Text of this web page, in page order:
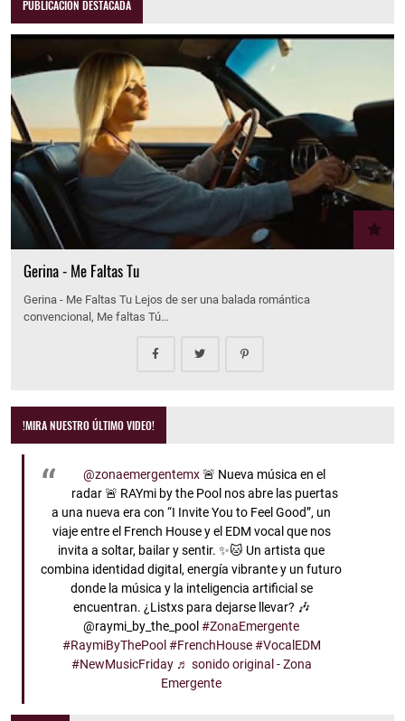
PUBLICACIÓN DESTACADA
Gerina - Me Faltas Tu
Gerina - Me Faltas Tu Lejos de ser una balada romántica
convencional, Me faltas Tú…
!MIRA NUESTRO ÚLTIMO VIDEO!
@zonaemergentemx🚨 Nueva música en el
radar 🚨 RAYmi by the Pool nos abre las puertas
a una nueva era con “I Invite You to Feel Good”, un
viaje entre el French House y el EDM vocal que nos
invita a soltar, bailar y sentir. ✨🐱 Un artista que
combina identidad digital, energía vibrante y un futuro
donde la música y la inteligencia artificial se
encuentran. ¿Listxs para dejarse llevar? 🎶
@raymi_by_the_pool #ZonaEmergente
#RaymiByThePool #FrenchHouse #VocalEDM
#NewMusicFriday ♬ sonido original - Zona
Emergente